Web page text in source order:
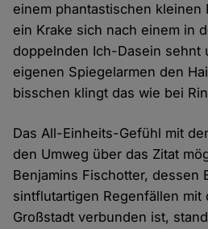
einem phantastischen kleinen
ein Krake sich nach einem in
doppelnden Ich-Dasein sehnt
eigenen Spiegelarmen den
bisschen klingt das wie bei
Das All-Einheits-Gefühl mit
den Umweg über das Zitat
Benjamins Fischotter, dessen
sintflutartigen Regenfällen mit
Großstadt verbunden ist,